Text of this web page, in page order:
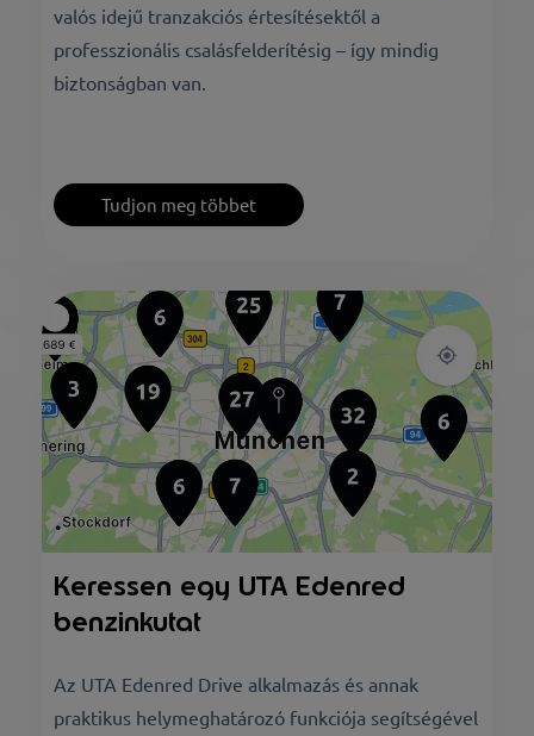
valós idejű tranzakciós értesítésektől a
professzionális csalásfelderítésig – így mindig
biztonságban van.
Tudjon meg többet
Keressen egy UTA Edenred
benzinkutat
Az UTA Edenred Drive alkalmazás és annak
praktikus helymeghatározó funkciója segítségével